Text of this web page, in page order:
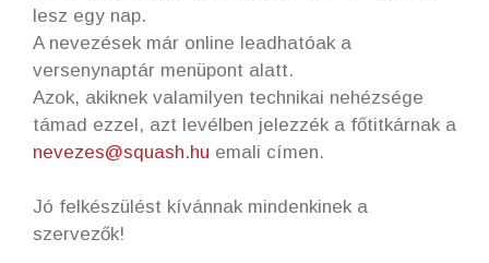
lesz egy nap.
A nevezések már online leadhatóak a
versenynaptár menüpont alatt.
Azok, akiknek valamilyen technikai nehézsége
támad ezzel, azt levélben jelezzék a főtitkárnak a
nevezes@squash.hu emali címen.
Jó felkészülést kívánnak mindenkinek a
szervezők!